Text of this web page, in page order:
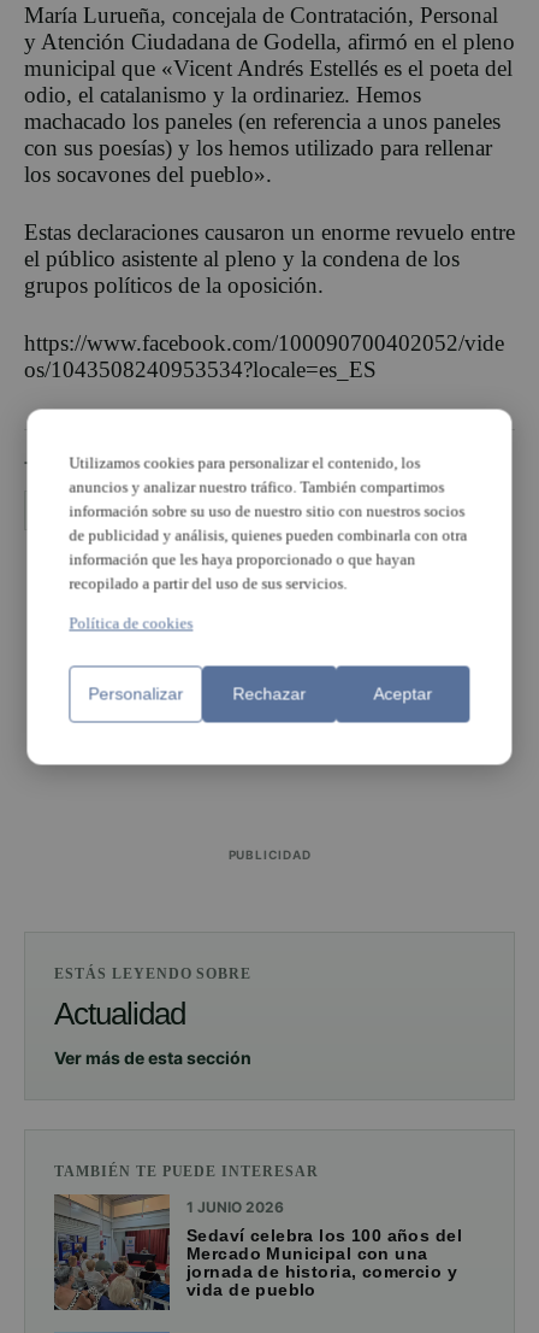
María Lurueña, concejala de Contratación, Personal
y Atención Ciudadana de Godella, afirmó en el pleno
municipal que «Vicent Andrés Estellés es el poeta del
odio, el catalanismo y la ordinariez. Hemos
machacado los paneles (en referencia a unos paneles
con sus poesías) y los hemos utilizado para rellenar
los socavones del pueblo».
Estas declaraciones causaron un enorme revuelo entre
el público asistente al pleno y la condena de los
grupos políticos de la oposición.
https://www.facebook.com/100090700402052/vide
os/1043508240953534?locale=es_ES
TEMAS
Godella poemas de Estellés PP Godella Estellés
PUBLICIDAD
PUBLICIDAD
ESTÁS LEYENDO SOBRE
Actualidad
Ver más de esta sección
TAMBIÉN TE PUEDE INTERESAR
1 JUNIO 2026
Sedaví celebra los 100 años del
Mercado Municipal con una
jornada de historia, comercio y
vida de pueblo
Utilizamos cookies para personalizar el contenido, los
anuncios y analizar nuestro tráfico. También compartimos
información sobre su uso de nuestro sitio con nuestros socios
de publicidad y análisis, quienes pueden combinarla con otra
información que les haya proporcionado o que hayan
recopilado a partir del uso de sus servicios.
Política de cookies
Personalizar Rechazar Aceptar